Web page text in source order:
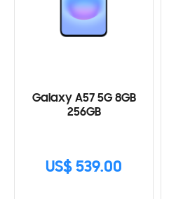
Galaxy A57 5G 8GB
256GB
US$ 539.00